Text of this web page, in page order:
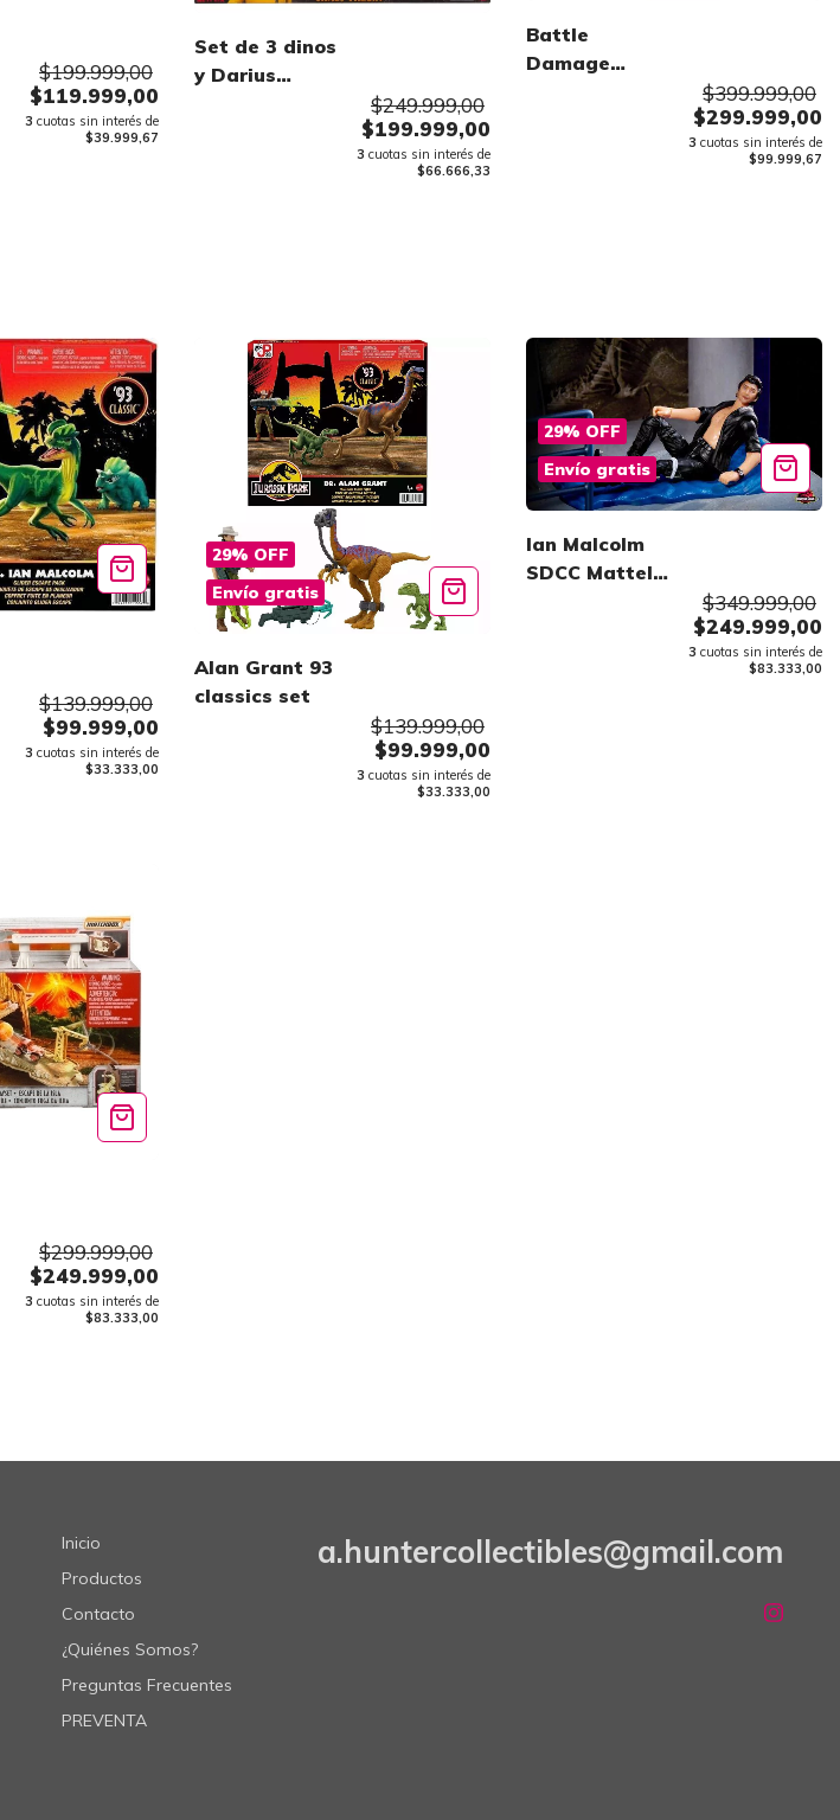
$199.999,00
$119.999,00
3 cuotas sin interés de
$39.999,67
Set de 3 dinos
y Darius
$249.999,00
$199.999,00
3 cuotas sin interés de
$66.666,33
Battle
Damage
$399.999,00
$299.999,00
3 cuotas sin interés de
$99.999,67
$139.999,00
$99.999,00
3 cuotas sin interés de
$33.333,00
29% OFF
Envío gratis
Alan Grant 93
classics set
$139.999,00
$99.999,00
3 cuotas sin interés de
$33.333,00
29% OFF
Envío gratis
Ian Malcolm
SDCC Mattel
$349.999,00
$249.999,00
3 cuotas sin interés de
$83.333,00
$299.999,00
$249.999,00
3 cuotas sin interés de
$83.333,00
Inicio
Productos
Contacto
¿Quiénes Somos?
Preguntas Frecuentes
PREVENTA
a.huntercollectibles@gmail.com